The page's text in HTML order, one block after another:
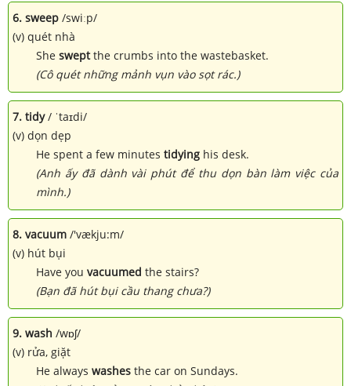
6. sweep /swiːp/
(v) quét nhà
She sweptthe crumbs into the wastebasket.
(Cô quét những mảnh vụn vào sọt rác.)
7. tidy/ ˈtaɪdi/
(v) dọn dẹp
He spent a few minutes tidying his desk.
(Anh ấy đã dành vài phút để thu dọn bàn làm việc của
mình.)
8. vacuum /'vækju:m/
(v) hút bụi
Have you vacuumed the stairs?
(Bạn đã hút bụi cầu thang chưa?)
9. wash /wɒʃ/
(v) rửa, giặt
He always washes the car on Sundays.